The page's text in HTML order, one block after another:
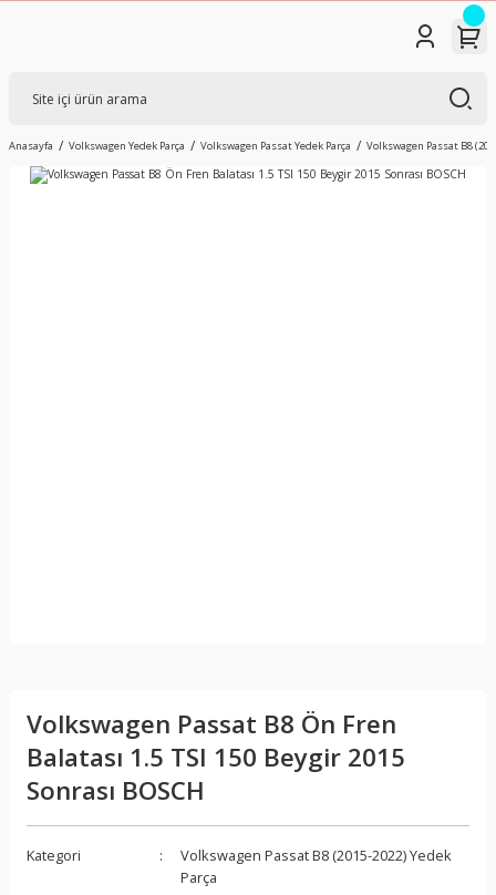
Anasayfa Volkswagen Yedek Parça Volkswagen Passat Yedek Parça Volkswagen Passat B8
Volkswagen Passat B8 Ön Fren
Balatası 1.5 TSI 150 Beygir 2015
Sonrası BOSCH
Kategori
Volkswagen Passat B8 (2015-2022) Yedek
Parça